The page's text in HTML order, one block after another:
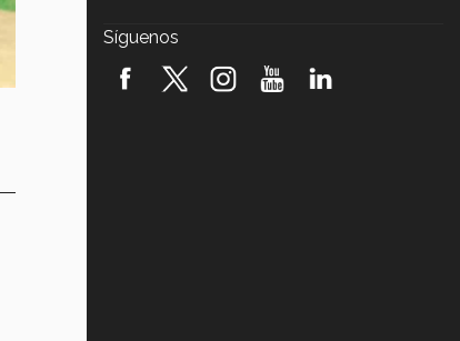
robótica FIRST 2026! (video)
Síguenos